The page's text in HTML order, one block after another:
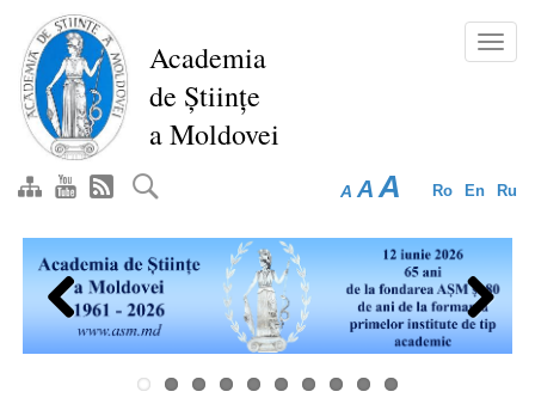
Перейти
основному
содержанию
Academia
de Științe
a Moldovei
Ro En Ru
A A A
Previous Next